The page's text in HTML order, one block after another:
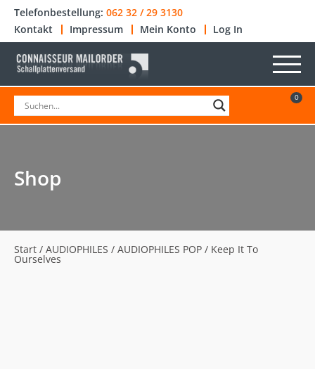
Telefonbestellung: 062 32 / 29 3130
Kontakt
Impressum Mein Konto Log In
0
Shop
Start / AUDIOPHILES / AUDIOPHILES POP / Keep It To
Ourselves